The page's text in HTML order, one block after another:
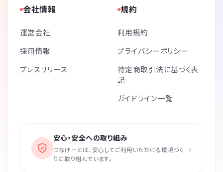
会社情報
運営会社
採用情報
プレスリリース
規約
利用規約
プライバシーポリシー
特定商取引法に基づく表
記
ガイドライン一覧
安心・安全への取り組み
つなげーとは、安心してご利用いただける環境づく
りに取り組んでいます。
›